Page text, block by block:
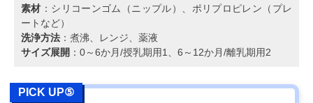
素材 ：シリコーンゴム（ニップル）、ポリプロピレン（プレ
ートなど）
洗浄方法 ：煮沸、レンジ、薬液
サイズ展開 ：0～6か月/授乳期用1、6～12か月/離乳期用2
PICK UP⑤